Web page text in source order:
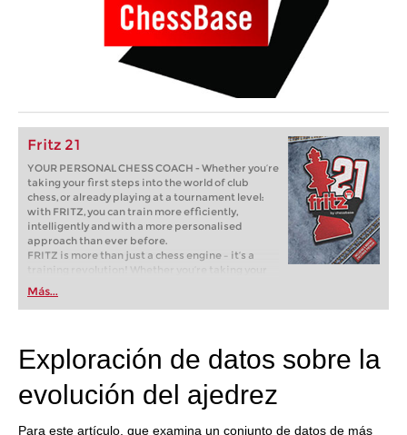
Fritz 21
YOUR PERSONAL CHESS COACH - Whether you’re
taking your first steps into the world of club
chess, or already playing at a tournament level:
with FRITZ, you can train more efficiently,
intelligently and with a more personalised
approach than ever before.
FRITZ is more than just a chess engine – it’s a
training revolution! Whether you’re taking your
first steps into the world of club chess, or already
playing at a tournament level: with FRITZ, you can
train more efficiently, intelligently and with a
Más...
Exploración de datos sobre la
evolución del ajedrez
Para este artículo, que examina un conjunto de datos de más